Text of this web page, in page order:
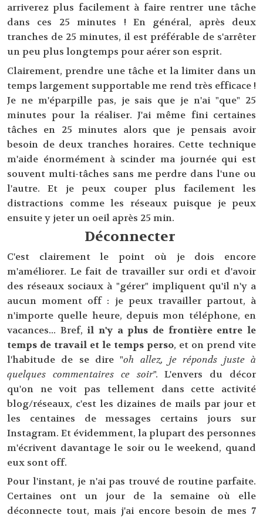
arriverez plus facilement à faire rentrer une tâche
dans ces 25 minutes ! En général, après deux
tranches de 25 minutes, il est préférable de s'arrêter
un peu plus longtemps pour aérer son esprit.
Clairement, prendre une tâche et la limiter dans un
temps largement supportable me rend très efficace !
Je ne m'éparpille pas, je sais que je n'ai "que" 25
minutes pour la réaliser. J'ai même fini certaines
tâches en 25 minutes alors que je pensais avoir
besoin de deux tranches horaires. Cette technique
m'aide énormément à scinder ma journée qui est
souvent multi-tâches sans me perdre dans l'une ou
l'autre. Et je peux couper plus facilement les
distractions comme les réseaux puisque je peux
ensuite y jeter un oeil après 25 min.
Déconnecter
C'est clairement le point où je dois encore
m'améliorer. Le fait de travailler sur ordi et d'avoir
des réseaux sociaux à "gérer" impliquent qu'il n'y a
aucun moment off : je peux travailler partout, à
n'importe quelle heure, depuis mon téléphone, en
vacances... Bref, il n'y a plus de frontière entre le
temps de travail et le temps perso, et on prend vite
l'habitude de se dire "oh allez, je réponds juste à
quelques commentaires ce soir". L'envers du décor
qu'on ne voit pas tellement dans cette activité
blog/réseaux, c'est les dizaines de mails par jour et
les centaines de messages certains jours sur
Instagram. Et évidemment, la plupart des personnes
m'écrivent davantage le soir ou le weekend, quand
eux sont off.
Pour l'instant, je n'ai pas trouvé de routine parfaite.
Certaines ont un jour de la semaine où elle
déconnecte tout, mais j'ai encore besoin de mes 7